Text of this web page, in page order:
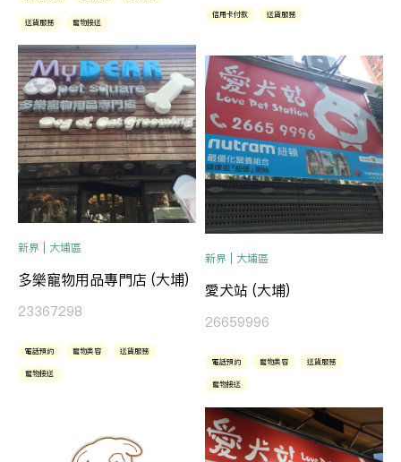
送貨服務 寵物接送
信用卡付款 送貨服務
新界 | 大埔區
多樂寵物用品專門店 (大埔)
23367298
電話預約 寵物美容 送貨服務
寵物接送
新界 | 大埔區
愛犬站 (大埔)
26659996
電話預約 寵物美容 送貨服務
寵物接送